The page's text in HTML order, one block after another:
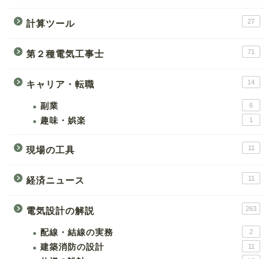
計算ツール 27
第２種電気工事士 71
キャリア・転職 14
副業 6
趣味・娯楽 1
現場の工具 11
経済ニュース 11
電気設計の解説 263
配線・結線の実務 2
建築消防の設計 11